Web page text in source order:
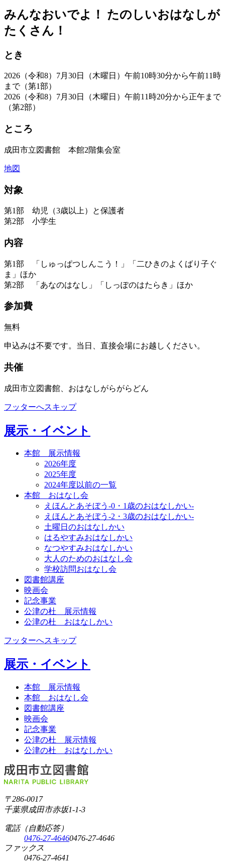
みんなおいでよ！ たのしいおはなしが
たくさん！
とき
2026（令和8）7月30日（木曜日）午前10時30分から午前11時
まで（第1部）
2026（令和8）7月30日（木曜日）午前11時20分から正午まで
（第2部）
ところ
成田市立図書館 本館2階集会室
地図
対象
第1部 幼児（3歳以上）と保護者
第2部 小学生
内容
第1部 「しゅっぱつしんこう！」「二ひきのよくばり子ぐ
ま」ほか
第2部 「あなのはなし」「しっぽのはたらき」ほか
参加費
無料
申込みは不要です。当日、直接会場にお越しください。
共催
成田市立図書館、おはなしがらがらどん
フッターへスキップ
展示・イベント
本館 展示情報
2026年度
2025年度
2024年度以前の一覧
本館 おはなし会
えほんとあそぼう-0・1歳のおはなしかい-
えほんとあそぼう-2・3歳のおはなしかい-
土曜日のおはなしかい
はるやすみおはなしかい
なつやすみおはなしかい
大人のためのおはなし会
学校訪問おはなし会
図書館講座
映画会
記念事業
公津の杜 展示情報
公津の杜 おはなしかい
フッターへスキップ
展示・イベント
本館 展示情報
本館 おはなし会
図書館講座
映画会
記念事業
公津の杜 展示情報
公津の杜 おはなしかい
〒286-0017
千葉県成田市赤坂1-1-3
電話（自動応答）
0476-27-46460476-27-4646
ファックス
0476-27-4641